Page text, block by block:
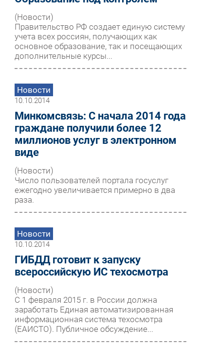
(Новости)
Правительство РФ создает единую систему
учета всех россиян, получающих как
основное образование, так и посещающих
дополнительные курсы...
Новости
10.10.2014
Минкомсвязь: С начала 2014 года
граждане получили более 12
миллионов услуг в электронном
виде
(Новости)
Число пользователей портала госуслуг
ежегодно увеличивается примерно в два
раза.
Новости
10.10.2014
ГИБДД готовит к запуску
всероссийскую ИС техосмотра
(Новости)
С 1 февраля 2015 г. в России должна
заработать Единая автоматизированная
информационная система техосмотра
(ЕАИСТО). Публичное обсуждение...